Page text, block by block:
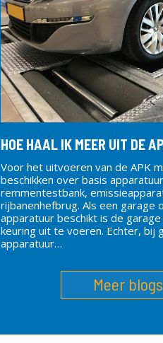
HOE HAAL IK MEER UIT DE
Voor het uitvoeren van de APK
beschikken over basis
remmentestbank,
rijbanenhefbrug. Als een garage
apparatuur beschikt is de
keuring uit te voeren. Echter, bij
apparatuur…
Meer blogs